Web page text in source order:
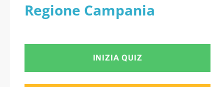
Regione Campania
INIZIA QUIZ